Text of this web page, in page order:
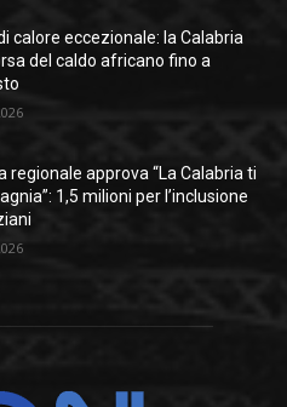
calore eccezionale: la Calabria
del caldo africano fino a
regionale approva “La Calabria ti
1,5 milioni per l’inclusione